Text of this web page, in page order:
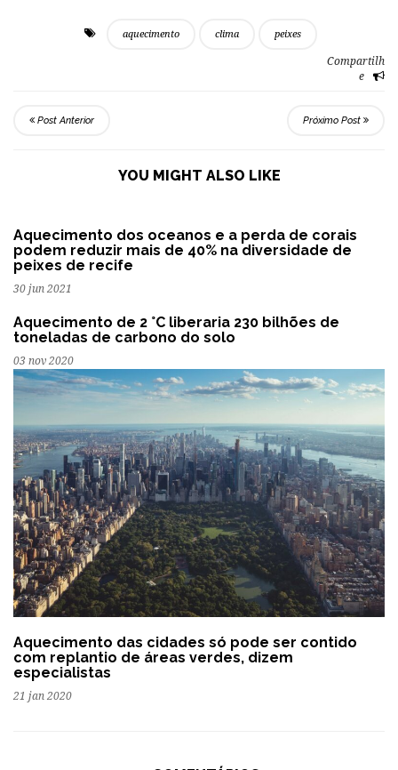
aquecimento clima peixes
Compartilh
e
Post Anterior Próximo Post
YOU MIGHT ALSO LIKE
Aquecimento dos oceanos e a perda de corais
podem reduzir mais de 40% na diversidade de
peixes de recife
30 jun 2021
Aquecimento de 2 °C liberaria 230 bilhões de
toneladas de carbono do solo
03 nov 2020
Aquecimento das cidades só pode ser contido
com replantio de áreas verdes, dizem
especialistas
21 jan 2020